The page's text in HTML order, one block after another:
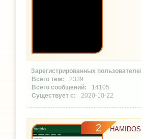
2339
14105
2020-10-22
2 HAMIDOS